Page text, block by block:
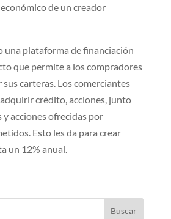
de un creador
una plataforma de financiación
que permite a los compradores
carteras. Los comerciantes
crédito, acciones, junto
y acciones ofrecidas por
Esto les da para crear
un 12% anual.